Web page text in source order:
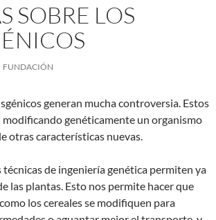
SOBRE LOS
FUNDACIÓN
generan mucha controversia. Estos
modificando genéticamente un organismo
otras características nuevas.
técnicas de ingeniería genética permiten ya
las plantas. Esto nos permite hacer que
los cereales se modifiquen para